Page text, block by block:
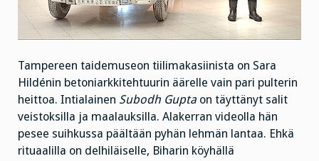
Tampereen taidemuseon tiilimakasiinista on Sara
Hildénin betoniarkkitehtuurin äärelle vain pari pulterin
heittoa. Intialainen Subodh Gupta on täyttänyt salit
veistoksilla ja maalauksilla. Alakerran videolla hän
pesee suihkussa päältään pyhän lehmän lantaa. Ehkä
rituaalilla on delhiläiselle, Biharin köyhällä